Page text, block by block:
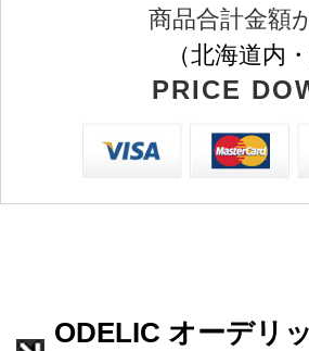
商品合計金額
（北海道内
PRICE
ODELIC オーデリ